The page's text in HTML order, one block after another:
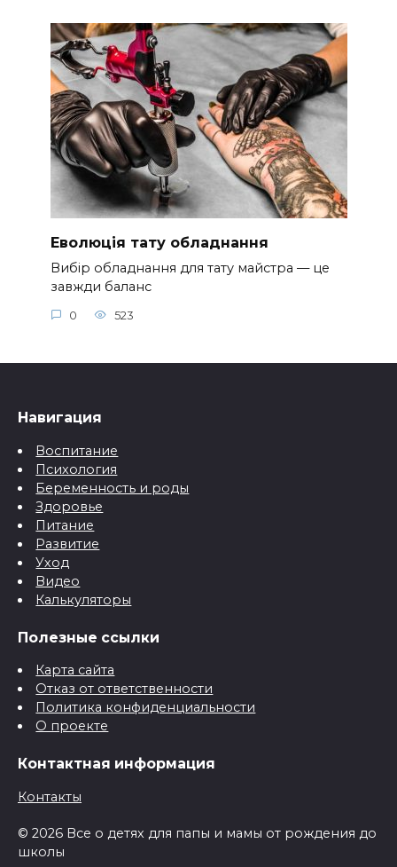
Еволюція тату обладнання
Вибір обладнання для тату майстра — це
завжди баланс
0 523
Навигация
Воспитание
Психология
Беременность и роды
Здоровье
Питание
Развитие
Уход
Видео
Калькуляторы
Полезные ссылки
Карта сайта
Отказ от ответственности
Политика конфиденциальности
О проекте
Контактная информация
Контакты
© 2026 Все о детях для папы и мамы от рождения до
школы